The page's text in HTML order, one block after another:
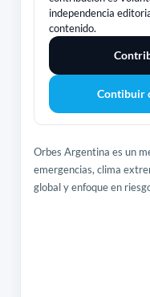
independencia
contenido.
Contibuir
Orbes Argentina es un
emergencias, clima
global y enfoque en